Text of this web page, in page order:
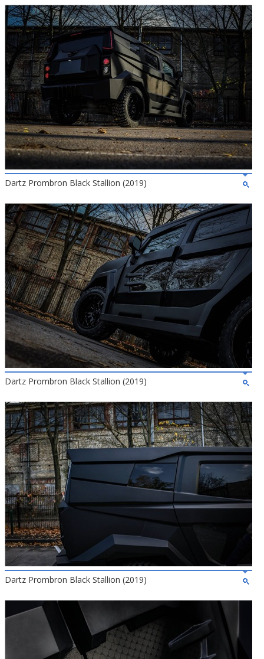
Dartz Prombron Black Stallion (2019)
Dartz Prombron Black Stallion (2019)
Dartz Prombron Black Stallion (2019)